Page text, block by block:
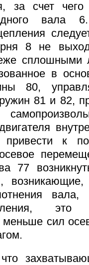
за счет чего
вала
8 не
сплошными
в
80,
81 и 82,
к
осевое
77
это
сил